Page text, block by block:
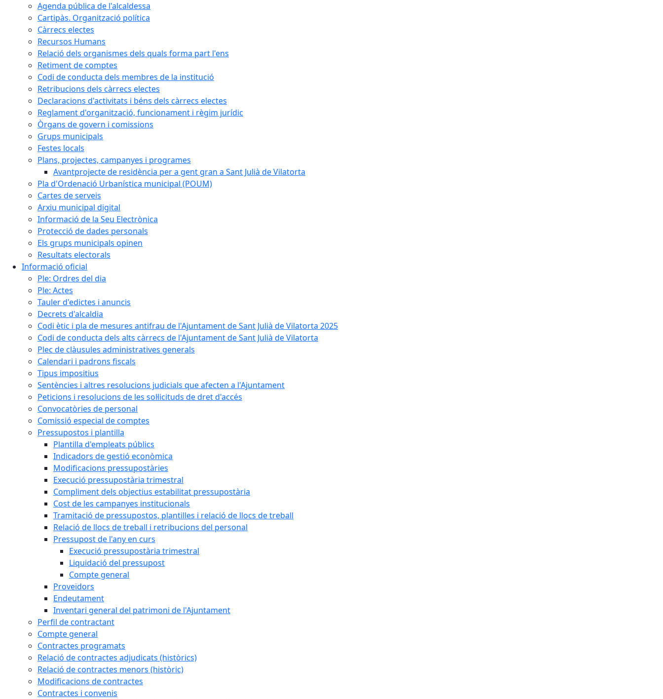
Agenda pública de l'alcaldessa
Cartipàs. Organització política
Càrrecs electes
Recursos Humans
Relació dels organismes dels quals forma part l'ens
Retiment de comptes
Codi de conducta dels membres de la institució
Retribucions dels càrrecs electes
Declaracions d'activitats i béns dels càrrecs electes
Reglament d'organització, funcionament i règim jurídic
Òrgans de govern i comissions
Grups municipals
Festes locals
Plans, projectes, campanyes i programes
Avantprojecte de residència per a gent gran a Sant Julià de Vilatorta
Pla d'Ordenació Urbanística municipal (POUM)
Cartes de serveis
Arxiu municipal digital
Informació de la Seu Electrònica
Protecció de dades personals
Els grups municipals opinen
Resultats electorals
Informació oficial
Ple: Ordres del dia
Ple: Actes
Tauler d'edictes i anuncis
Decrets d'alcaldia
Codi ètic i pla de mesures antifrau de l'Ajuntament de Sant Julià de Vilatorta 2025
Codi de conducta dels alts càrrecs de l'Ajuntament de Sant Julià de Vilatorta
Plec de clàusules administratives generals
Calendari i padrons fiscals
Tipus impositius
Sentències i altres resolucions judicials que afecten a l'Ajuntament
Peticions i resolucions de les sol·licituds de dret d'accés
Convocatòries de personal
Comissió especial de comptes
Pressupostos i plantilla
Plantilla d'empleats públics
Indicadors de gestió econòmica
Modificacions pressupostàries
Execució pressupostària trimestral
Compliment dels objectius estabilitat pressupostària
Cost de les campanyes institucionals
Tramitació de pressupostos, plantilles i relació de llocs de treball
Relació de llocs de treball i retribucions del personal
Pressupost de l'any en curs
Execució pressupostària trimestral
Liquidació del pressupost
Compte general
Proveïdors
Endeutament
Inventari general del patrimoni de l'Ajuntament
Perfil de contractant
Compte general
Contractes programats
Relació de contractes adjudicats (històrics)
Relació de contractes menors (històric)
Modificacions de contractes
Contractes i convenis